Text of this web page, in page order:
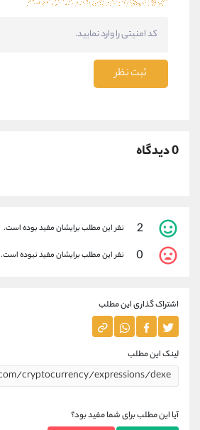
ثبت نظر
0 دیدگاه
2 نفر این مطلب برایشان مفید بوده است.
0 نفر این مطلب برایشان مفید نبوده است.
اشتراک گذاری این مطلب
لینک این مطلب
آیا این مطلب برای شما مفید بود؟